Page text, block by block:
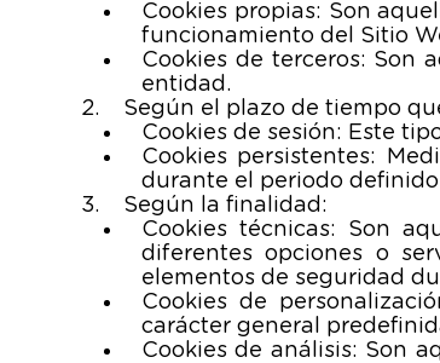
Cookies propias: Son
funcionamiento del Sitio
Cookies de terceros: Son
entidad.
Según el plazo de tiempo
Cookies de sesión: Este
Cookies persistentes:
durante el periodo
Según la finalidad:
Cookies técnicas: Son
diferentes opciones o
elementos de seguridad
Cookies de
carácter general
Cookies de análisis: Son